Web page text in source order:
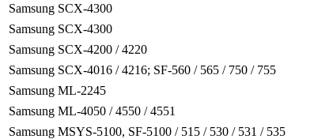
Samsung SCX-4300
Samsung SCX-4300
Samsung SCX-4200 / 4220
Samsung SCX-4016 / 4216; SF-560 / 565 / 750 / 755
Samsung ML-2245
Samsung ML-4050 / 4550 / 4551
Samsung MSYS-5100, SF-5100 / 515 / 530 / 531 / 535